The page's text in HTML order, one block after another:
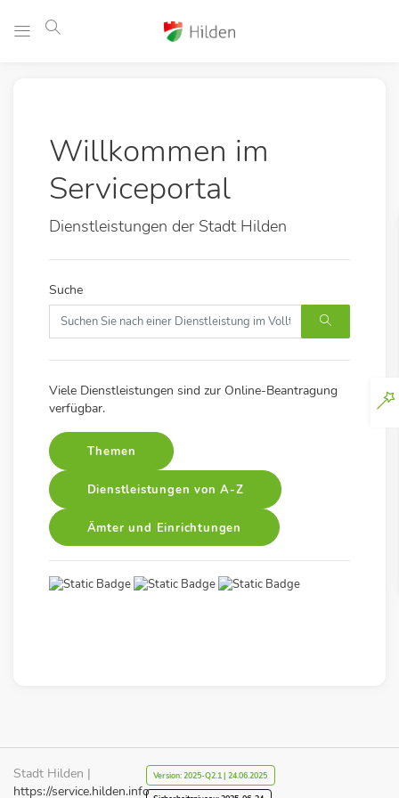
Willkommen im
Serviceportal
Dienstleistungen der Stadt Hilden
Suche
Viele Dienstleistungen sind zur Online-Beantragung
verfügbar.
Themen
Dienstleistungen von A-Z
Ämter und Einrichtungen
Stadt Hilden |
https://service.hilden.info
Version: 2025-Q2.1 | 24.06.2025